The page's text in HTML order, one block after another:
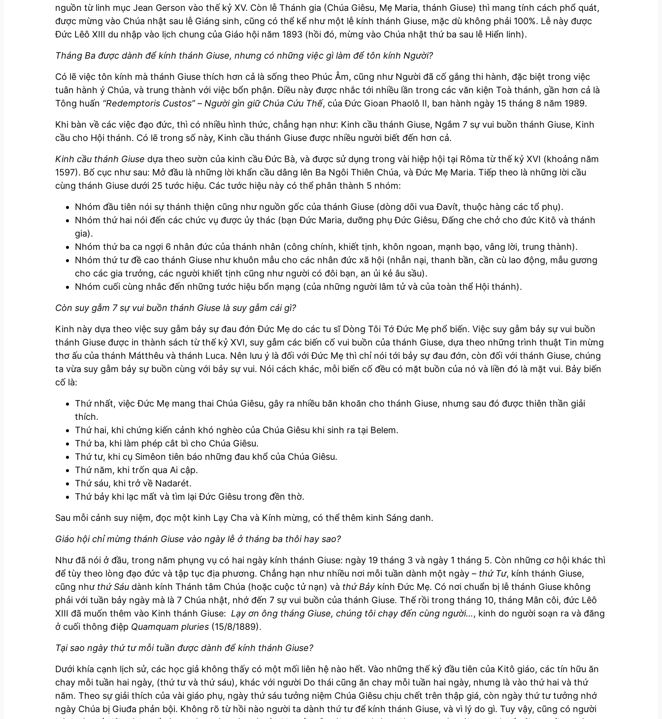
nguồn từ linh mục Jean Gerson vào thế kỷ XV. Còn lễ Thánh gia (Chúa Giêsu, Mẹ Maria, thánh Giuse) thì mang tính cách phổ quát,
được mừng vào Chúa nhật sau lễ Giáng sinh, cũng có thể kể như một lễ kính thánh Giuse, mặc dù không phải 100%. Lễ này được
Đức Lêô XIII du nhập vào lịch chung của Giáo hội năm 1893 (hồi đó, mừng vào Chúa nhật thứ ba sau lễ Hiển linh).
Tháng Ba được dành để kính thánh Giuse, nhưng có những việc gì làm để tôn kính Người?
Có lẽ việc tôn kính mà thánh Giuse thích hơn cả là sống theo Phúc Âm, cũng như Người đã cố gắng thi hành, đặc biệt trong việc
tuân hành ý Chúa, và trung thành với việc bổn phận. Điều này được nhắc tới nhiều lần trong các văn kiện Toà thánh, gần hơn cả là
Tông huấn “Redemptoris Custos”– Người gìn giữ Chúa Cứu Thế, của Đức Gioan Phaolô II, ban hành ngày 15 tháng 8 năm 1989.
Khi bàn về các việc đạo đức, thì có nhiều hình thức, chẳng hạn như: Kinh cầu thánh Giuse, Ngắm 7 sự vui buồn thánh Giuse, Kinh
cầu cho Hội thánh. Có lẽ trong số này, Kinh cầu thánh Giuse được nhiều người biết đến hơn cả.
Kinh cầu thánh Giuse dựa theo sườn của kinh cầu Đức Bà, và được sử dụng trong vài hiệp hội tại Rôma từ thế kỷ XVI (khoảng năm
1597). Bố cục như sau: Mở đầu là những lời khẩn cầu dâng lên Ba Ngôi Thiên Chúa, và Đức Mẹ Maria. Tiếp theo là những lời cầu
cùng thánh Giuse dưới 25 tước hiệu. Các tước hiệu này có thể phân thành 5 nhóm:
Nhóm đầu tiên nói sự thánh thiện cũng như nguồn gốc của thánh Giuse (dòng dõi vua Đavít, thuộc hàng các tổ phụ).
Nhóm thứ hai nói đến các chức vụ được ủy thác (bạn Đức Maria, dưỡng phụ Đức Giêsu, Đấng che chở cho đức Kitô và thánh
gia).
Nhóm thứ ba ca ngợi 6 nhân đức của thánh nhân (công chính, khiết tịnh, khôn ngoan, mạnh bạo, vâng lời, trung thành).
Nhóm thứ tư đề cao thánh Giuse như khuôn mẫu cho các nhân đức xã hội (nhẫn nại, thanh bần, cần cù lao động, mẫu gương
cho các gia trưởng, các người khiết tịnh cũng như người có đôi bạn, an ủi kẻ âu sầu).
Nhóm cuối cùng nhắc đến những tước hiệu bổn mạng (của những người lâm tử và của toàn thể Hội thánh).
Còn suy gẫm 7 sự vui buồn thánh Giuse là suy gẫm cái gì?
Kinh này dựa theo việc suy gẫm bảy sự đau đớn Đức Mẹ do các tu sĩ Dòng Tôi Tớ Đức Mẹ phổ biến. Việc suy gẫm bảy sự vui buồn
thánh Giuse được in thành sách từ thế kỷ XVI, suy gẫm các biến cố vui buồn của thánh Giuse, dựa theo những trình thuật Tin mừng
thơ ấu của thánh Mátthêu và thánh Luca. Nên lưu ý là đối với Đức Mẹ thì chỉ nói tới bảy sự đau đớn, còn đối với thánh Giuse, chúng
ta vừa suy gẫm bảy sự buồn cùng với bảy sự vui. Nói cách khác, mỗi biến cố đều có mặt buồn của nó và liền đó là mặt vui. Bảy biến
cố là:
Thứ nhất, việc Đức Mẹ mang thai Chúa Giêsu, gây ra nhiều băn khoăn cho thánh Giuse, nhưng sau đó được thiên thần giải
thích.
Thứ hai, khi chứng kiến cảnh khó nghèo của Chúa Giêsu khi sinh ra tại Belem.
Thứ ba, khi làm phép cắt bì cho Chúa Giêsu.
Thứ tư, khi cụ Simêon tiên báo những đau khổ của Chúa Giêsu.
Thứ năm, khi trốn qua Ai cập.
Thứ sáu, khi trở về Nadarét.
Thứ bảy khi lạc mất và tìm lại Đức Giêsu trong đền thờ.
Sau mỗi cảnh suy niệm, đọc một kinh Lạy Cha và Kính mừng, có thể thêm kinh Sáng danh.
Giáo hội chỉ mừng thánh Giuse vào ngày lễ ở tháng ba thôi hay sao?
Như đã nói ở đầu, trong năm phụng vụ có hai ngày kính thánh Giuse: ngày 19 tháng 3 và ngày 1 tháng 5. Còn những cơ hội khác thì
để tùy theo lòng đạo đức và tập tục địa phương. Chẳng hạn như nhiều nơi mỗi tuần dành một ngày – thứ Tư, kính thánh Giuse,
cũng như thứ Sáu dành kính Thánh tâm Chúa (hoặc cuộc tử nạn) và thứ Bảy kính Đức Mẹ. Có nơi chuẩn bị lễ thánh Giuse không
phải với tuần bảy ngày mà là 7 Chúa nhật, nhớ đến 7 sự vui buồn của thánh Giuse. Thế rồi trong tháng 10, tháng Mân côi, đức Lêô
XIII đã muốn thêm vào Kinh thánh Giuse: Lạy ơn ông tháng Giuse, chúng tôi chạy đến cùng người…, kinh do người soạn ra và đăng
ở cuối thông điệp Quamquam pluries (15/8/1889).
Tại sao ngày thứ tư mỗi tuần được dành để kính thánh Giuse?
Dưới khía cạnh lịch sử, các học giả không thấy có một mối liên hệ nào hết. Vào những thế kỷ đầu tiên của Kitô giáo, các tín hữu ăn
chay mỗi tuần hai ngày, (thứ tư và thứ sáu), khác với người Do thái cũng ăn chay mỗi tuần hai ngày, nhưng là vào thứ hai và thứ
năm. Theo sự giải thích của vài giáo phụ, ngày thứ sáu tưởng niệm Chúa Giêsu chịu chết trên thập giá, còn ngày thứ tư tưởng nhớ
ngày Chúa bị Giuđa phản bội. Không rõ từ hồi nào người ta dành thứ tư để kính thánh Giuse, và vì lý do gì. Tuy vậy, cũng có người